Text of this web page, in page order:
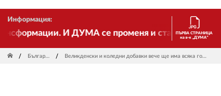
Информация:
И ДУМА се променя и става
ПЪРВА СТРАНИЦА
на в-к „ДУМА“
България Великденски и коледни добавки вече ще има всяка година